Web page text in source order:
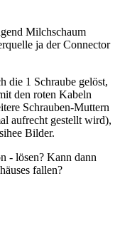
Milchschaum
ja der Connector
die 1 Schraube gelöst,
den roten Kabeln
Schrauben-Muttern
aufrecht gestellt wird),
Bilder.
- lösen? Kann dann
fallen?